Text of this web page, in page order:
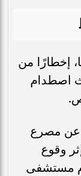
إخطارًا من
اصطدام
عن مصرع
16 عامًا، إثر وقوع
مستشفى